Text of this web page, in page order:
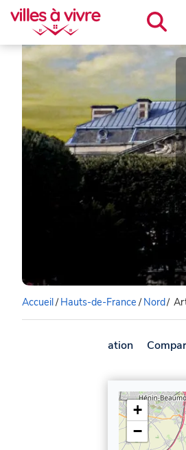
Accueil/ Hauts-de-France/ Nord/
Présentation
+
−